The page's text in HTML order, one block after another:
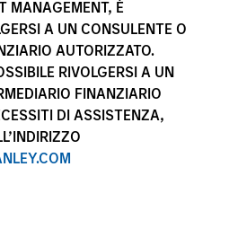
MANAGEMENT, È
A UN CONSULENTE O
AUTORIZZATO.
RIVOLGERSI A UN
FINANZIARIO
DI ASSISTENZA,
Review: Building